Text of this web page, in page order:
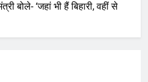
बोले- ‘जहां भी हैं बिहारी, वहीं से